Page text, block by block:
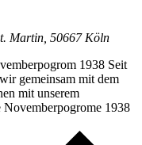
Martin, 50667 Köln
1938 Seit
gemeinsam mit dem
mit unserem
Novemberpogrome 1938